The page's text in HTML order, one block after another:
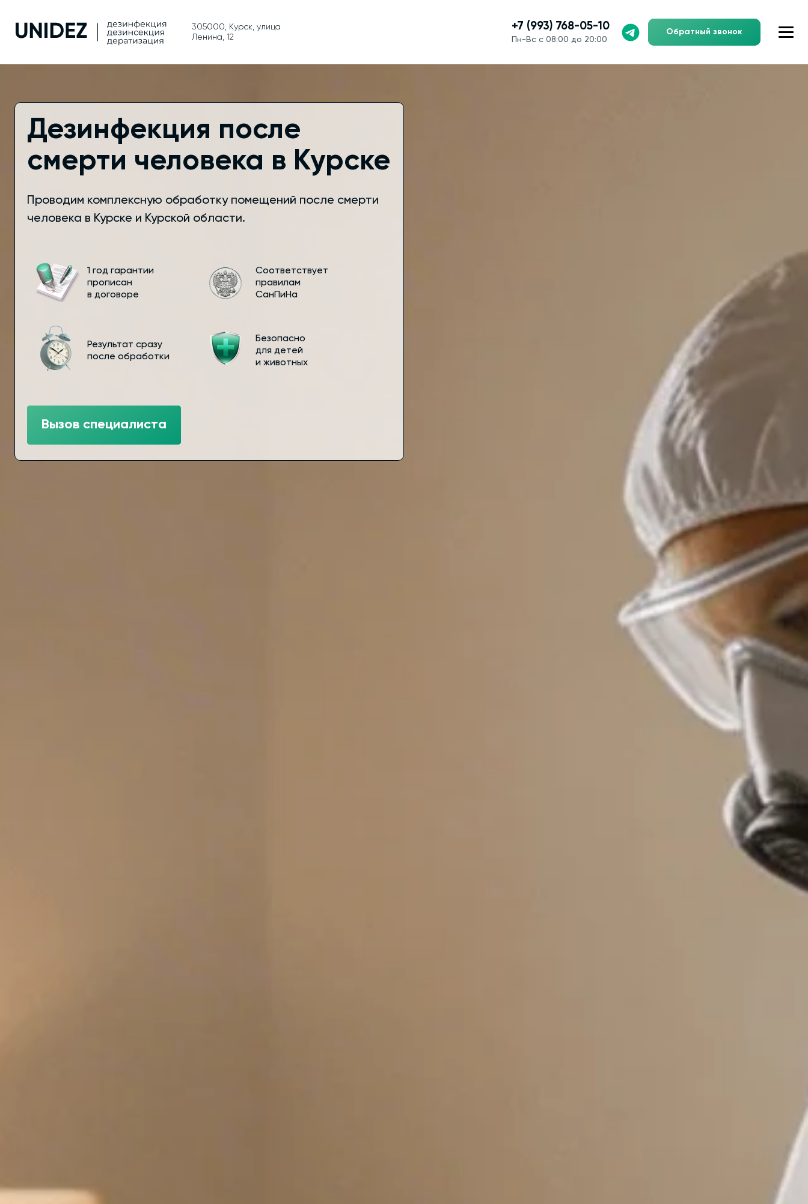
305000, Курск, улица
Ленина, 12
+7 (993) 768-05-10
Пн-Вс с 08:00 до 20:00
Обратный звонок
Дезинфекция после
смерти человека в Курске
Проводим комплексную обработку помещений после смерти
человека в Курске и Курской области.
1 год гарантии
прописан
в договоре
Соответствует
правилам
СанПиНа
Результат сразу
после обработки
Безопасно
для детей
и животных
Вызов специалиста